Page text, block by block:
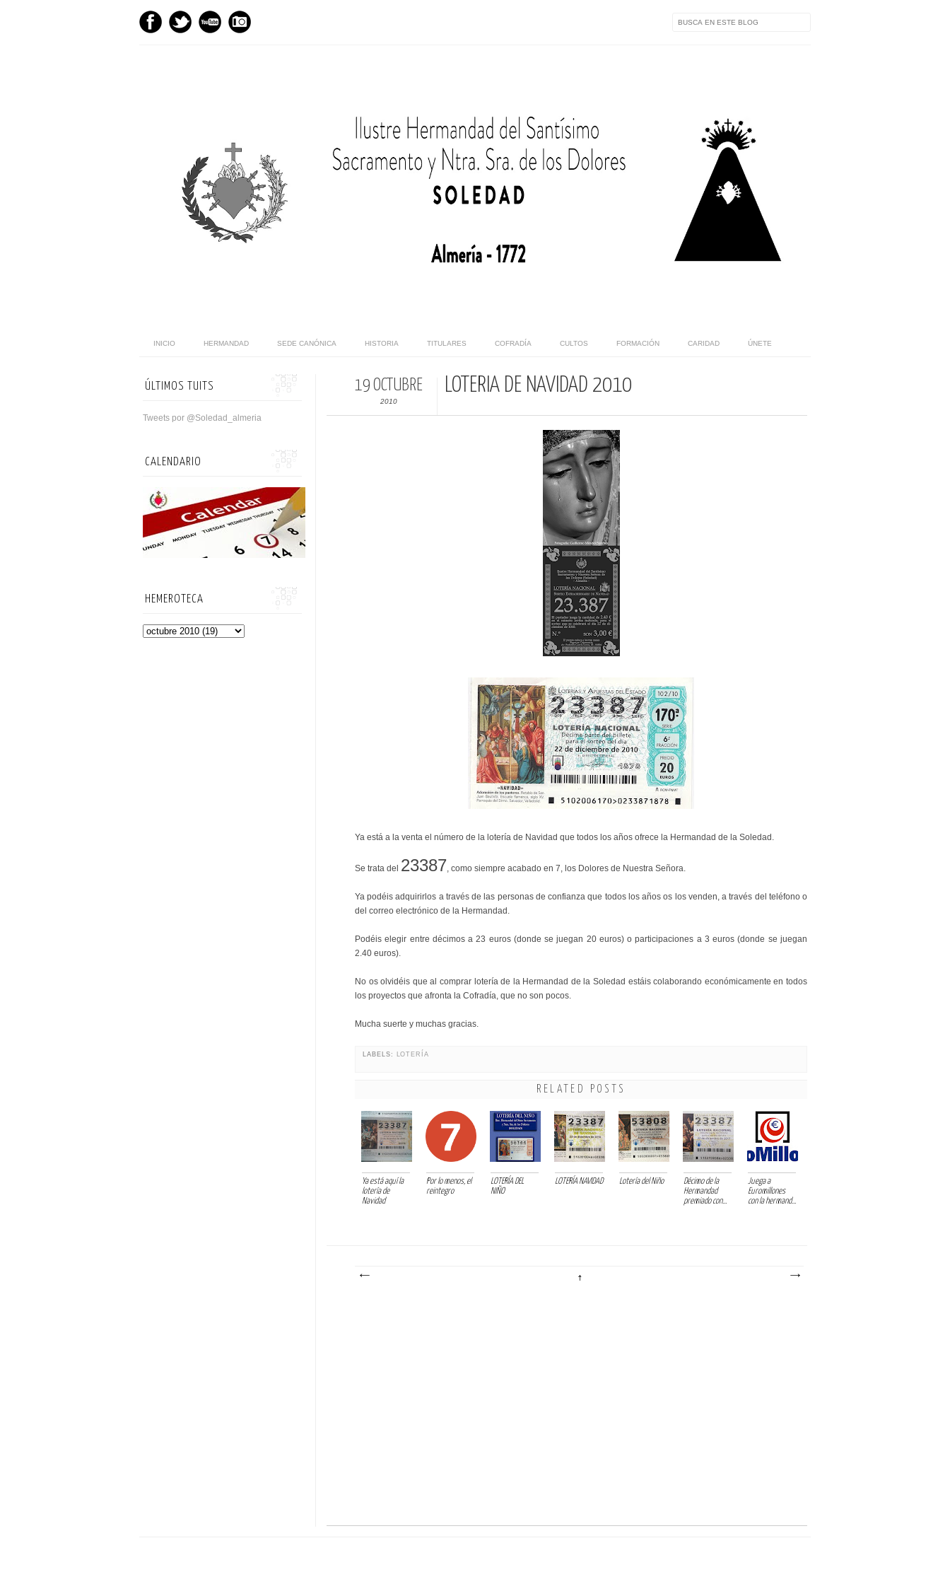
INICIO HERMANDAD SEDE CANÓNICA HISTORIA TITULARES COFRADÍA CULTOS FORMACIÓN CARIDAD ÚNETE
19 OCTUBRE
2010
LOTERÍA DE NAVIDAD 2010
Ya está a la venta el número de la lotería de Navidad que todos los años ofrece la Hermandad de la Soledad.
Se trata del 23387, como siempre acabado en 7, los Dolores de Nuestra Señora.
Ya podéis adquirirlos a través de las personas de confianza que todos los años os los venden, a través del teléfono o
del correo electrónico de la Hermandad.
Podéis elegir entre décimos a 23 euros (donde se juegan 20 euros) o participaciones a 3 euros (donde se juegan
2.40 euros).
No os olvidéis que al comprar lotería de la Hermandad de la Soledad estáis colaborando económicamente en todos
los proyectos que afronta la Cofradía, que no son pocos.
Mucha suerte y muchas gracias.
LABELS: LOTERÍA
RELATED POSTS
Ya está aquí la
lotería de
Navidad
Por lo menos, el
reintegro
LOTERÍA DEL
NIÑO
LOTERÍA NAVIDAD Lotería del Niño
Décimo de la
Hermandad
premiado con...
Juega a
Euromillones
con la hermand...
ÚLTIMOS TUITS
Tweets por @Soledad_almeria
CALENDARIO
HEMEROTECA